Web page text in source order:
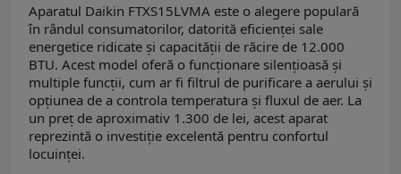
Aparatul Daikin FTXS15LVMA este o alegere populară
în rândul consumatorilor, datorită eficienței sale
energetice ridicate și capacității de răcire de 12.000
BTU. Acest model oferă o funcționare silențioasă și
multiple funcții, cum ar fi filtrul de purificare a aerului și
opțiunea de a controla temperatura și fluxul de aer. La
un preț de aproximativ 1.300 de lei, acest aparat
reprezintă o investiție excelentă pentru confortul
locuinței.